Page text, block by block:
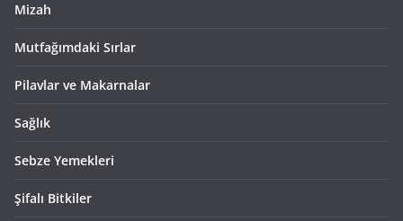
Mizah
Mutfağımdaki Sırlar
Pilavlar ve Makarnalar
Sağlık
Sebze Yemekleri
Şifalı Bitkiler